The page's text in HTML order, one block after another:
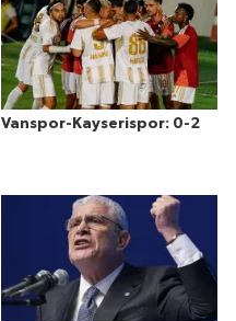
Vanspor-Kayserispor: 0-2